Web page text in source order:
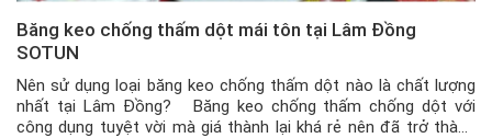
Băng keo chống thấm dột mái tôn tại Lâm Đồng
SOTUN
Nên sử dụng loại băng keo chống thấm dột nào là chất lượng
nhất tại Lâm Đồng? Băng keo chống thấm chống dột với
công dụng tuyệt vời mà giá thành lại khá rẻ nên đã trở thành